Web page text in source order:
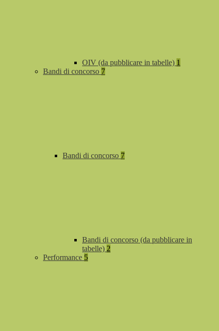
OIV (da pubblicare in tabelle) 1
Bandi di concorso 7
Bandi di concorso 7
Bandi di concorso (da pubblicare in
tabelle) 2
Performance 5